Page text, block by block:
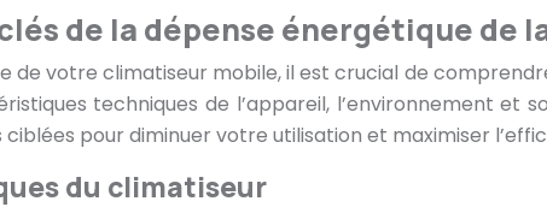
de la dépense énergétique de
de votre climatiseur mobile, il est crucial de
techniques de l’appareil, l’environnement
pour diminuer votre utilisation et maximiser
du climatiseur